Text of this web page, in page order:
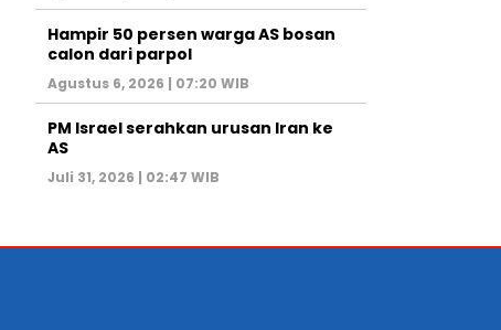
Hampir 50 persen warga AS bosan
calon dari parpol
Agustus 6, 2026 | 07:20 WIB
PM Israel serahkan urusan Iran ke
AS
Juli 31, 2026 | 02:47 WIB